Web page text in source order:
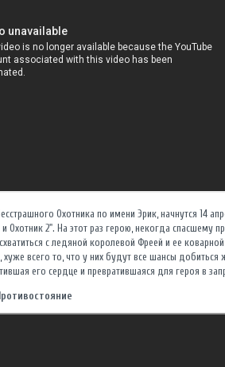
Охотника по имени Эрик, начнутся 14
Охотник 2". На этот раз герою, некогда спасшему
с ледяной королевой Фреей и ее
всего то, что у них будут все шансы
его сердце и превратившаяся для героя в